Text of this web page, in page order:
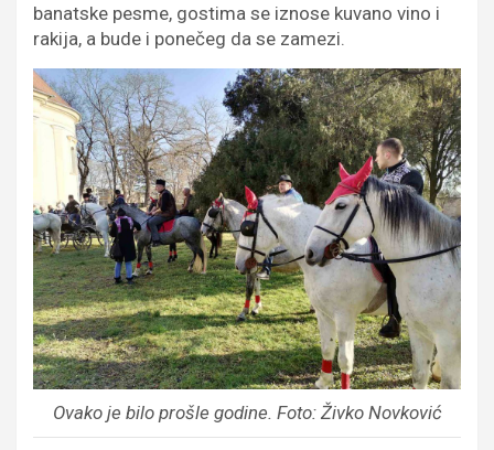
banatske pesme, gostima se iznose kuvano vino i
rakija, a bude i ponečeg da se zamezi.
Ovako je bilo prošle godine. Foto: Živko Novković